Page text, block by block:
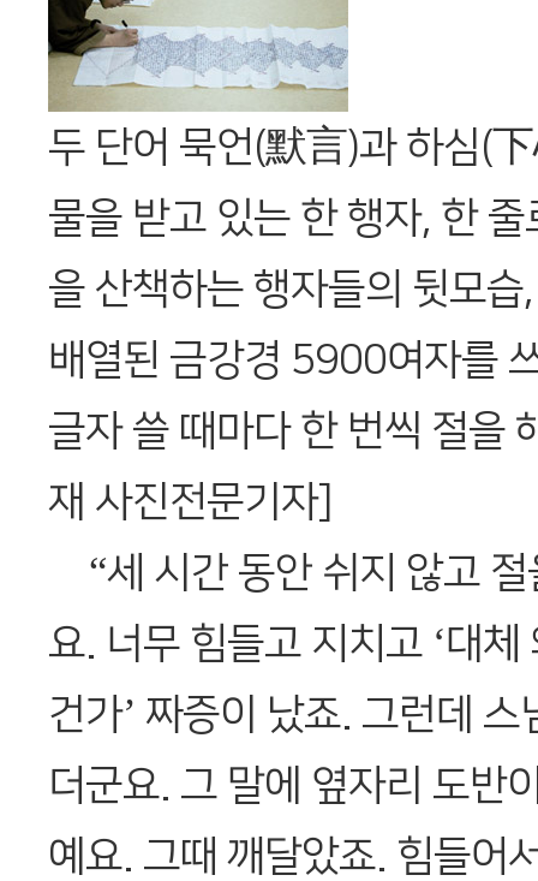
두 단어 묵언(默言)과 하심(
물을 받고 있는 한 행자, 한
을 산책하는 행자들의 뒷모
배열된 금강경 5900여자를
글자 쓸 때마다 한 번씩 절을
재 사진전문기자]
“세 시간 동안 쉬지 않고 절
요. 너무 힘들고 지치고 ‘대체
건가’ 짜증이 났죠. 그런데
더군요. 그 말에 옆자리 도반
예요. 그때 깨달았죠. 힘들어